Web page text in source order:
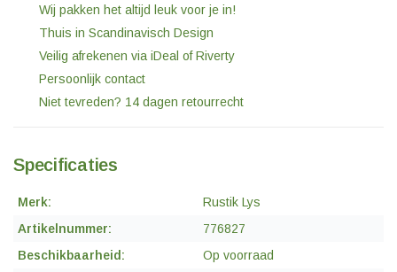
Wij pakken het altijd leuk voor je in!
Thuis in Scandinavisch Design
Veilig afrekenen via iDeal of Riverty
Persoonlijk contact
Niet tevreden? 14 dagen retourrecht
Specificaties
Merk:
Rustik Lys
Artikelnummer:
776827
Beschikbaarheid:
Op voorraad